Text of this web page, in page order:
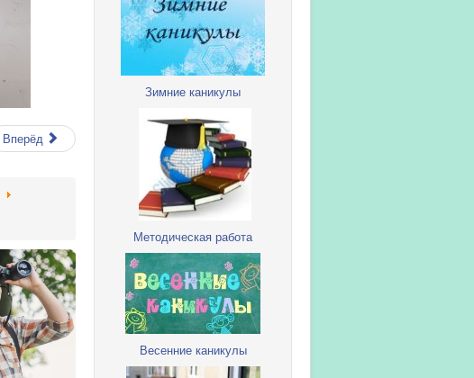
Вперёд
Зимние каникулы
Методическая работа
Весенние каникулы